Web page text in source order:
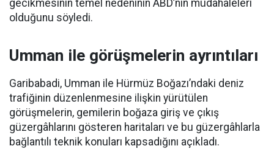
gecikmesinin temel nedeninin ABD’nin müdahaleleri
olduğunu söyledi.
Umman ile görüşmelerin ayrıntıları
Garibabadi, Umman ile Hürmüz Boğazı’ndaki deniz
trafiğinin düzenlenmesine ilişkin yürütülen
görüşmelerin, gemilerin boğaza giriş ve çıkış
güzergâhlarını gösteren haritaları ve bu güzergâhlarla
bağlantılı teknik konuları kapsadığını açıkladı.